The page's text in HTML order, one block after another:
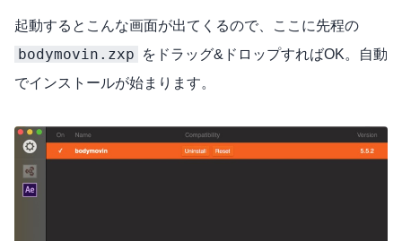
起動するとこんな画面が出てくるので、ここに先程の
bodymovin.zxp
をドラッグ&ドロップすればOK。自動
でインストールが始まります。